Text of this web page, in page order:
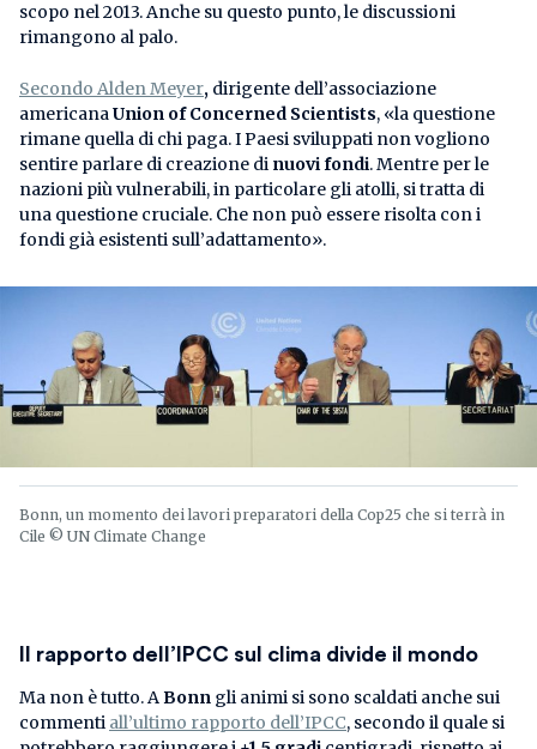
scopo nel 2013. Anche su questo punto, le discussioni
rimangono al palo.
Secondo Alden Meyer, dirigente dell’associazione
americanaUnion of Concerned Scientists, «la questione
rimane quella di chi paga. I Paesi sviluppati non vogliono
sentire parlare di creazione di nuovi fondi. Mentre per le
nazioni più vulnerabili, in particolare gli atolli, si tratta di
una questione cruciale. Che non può essere risolta con i
fondi già esistenti sull’adattamento».
Bonn, un momento dei lavori preparatori della Cop25 che si terrà in
Cile © UN Climate Change
Il rapporto dell’IPCC sul clima divide il mondo
Ma non è tutto. ABonn gli animi si sono scaldati anche sui
commenti all’ultimo rapporto dell’IPCC, secondo il quale si